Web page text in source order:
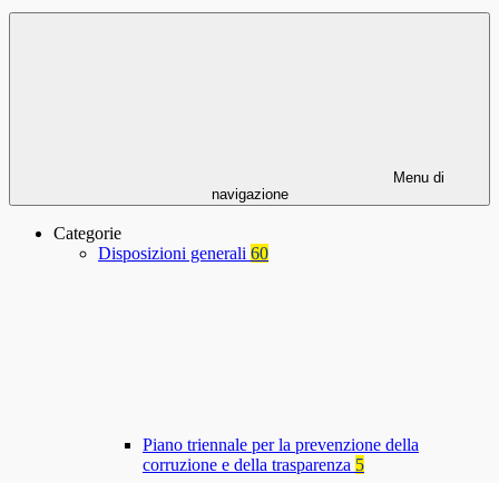
Menu di
navigazione
Categorie
Disposizioni generali 60
Piano triennale per la prevenzione della
corruzione e della trasparenza 5